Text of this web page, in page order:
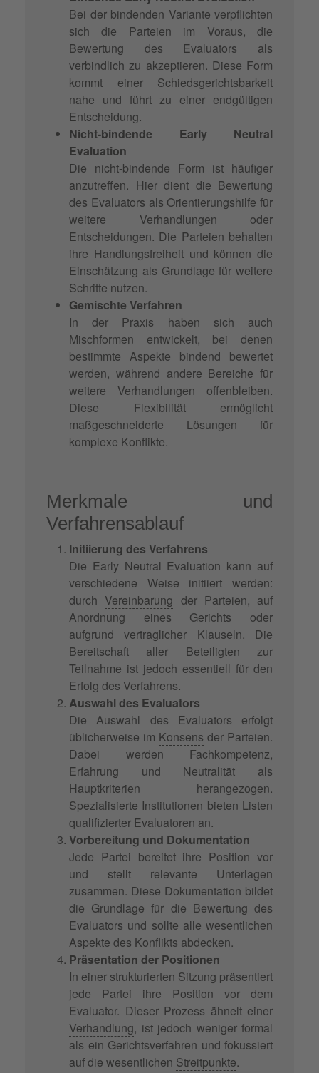
Bei der bindenden Variante verpflichten
sich die Parteien im Voraus, die
Bewertung des Evaluators als
verbindlich zu akzeptieren. Diese Form
kommt einer Schiedsgerichtsbarkeit
nahe und führt zu einer endgültigen
Entscheidung.
Nicht-bindende Early Neutral
Evaluation
Die nicht-bindende Form ist häufiger
anzutreffen. Hier dient die Bewertung
des Evaluators als Orientierungshilfe für
weitere Verhandlungen oder
Entscheidungen. Die Parteien behalten
ihre Handlungsfreiheit und können die
Einschätzung als Grundlage für weitere
Schritte nutzen.
Gemischte Verfahren
In der Praxis haben sich auch
Mischformen entwickelt, bei denen
bestimmte Aspekte bindend bewertet
werden, während andere Bereiche für
weitere Verhandlungen offenbleiben.
Diese Flexibilitätermöglicht
maßgeschneiderte Lösungen für
komplexe Konflikte.
Merkmale und
Verfahrensablauf
Initiierung des Verfahrens
Die Early Neutral Evaluation kann auf
verschiedene Weise initiiert werden:
durch Vereinbarung der Parteien, auf
Anordnung eines Gerichts oder
aufgrund vertraglicher Klauseln. Die
Bereitschaft aller Beteiligten zur
Teilnahme ist jedoch essentiell für den
Erfolg des Verfahrens.
Auswahl des Evaluators
Die Auswahl des Evaluators erfolgt
üblicherweise im Konsens der Parteien.
Dabei werden Fachkompetenz,
Erfahrung und Neutralität als
Hauptkriterien herangezogen.
Spezialisierte Institutionen bieten Listen
qualifizierter Evaluatoren an.
Vorbereitung und Dokumentation
Jede Partei bereitet ihre Position vor
und stellt relevante Unterlagen
zusammen. Diese Dokumentation bildet
die Grundlage für die Bewertung des
Evaluators und sollte alle wesentlichen
Aspekte des Konflikts abdecken.
Präsentation der Positionen
In einer strukturierten Sitzung präsentiert
jede Partei ihre Position vor dem
Evaluator. Dieser Prozess ähnelt einer
Verhandlung, ist jedoch weniger formal
als ein Gerichtsverfahren und fokussiert
auf die wesentlichen Streitpunkte.